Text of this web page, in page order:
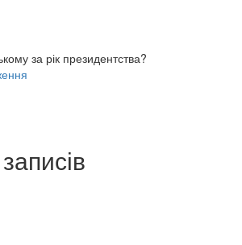
за рік президентства?